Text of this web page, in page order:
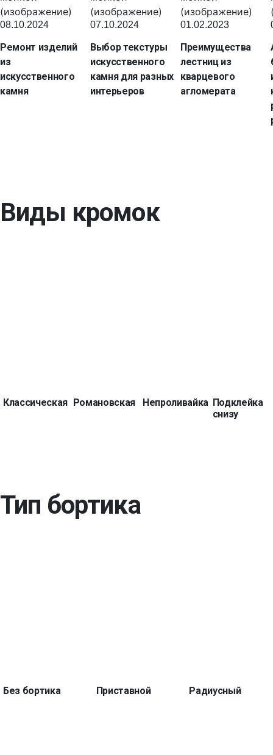
08.10.2024
Ремонт изделий
из
искусственного
камня
07.10.2024
Выбор текстуры
искусственного
камня для разных
интерьеров
01.02.2023
Преимущества
лестниц из
кварцевого
агломерата
Виды кромок
Классическая Романовская Непроливайка Подклейка
снизу
Тип бортика
Без бортика Приставной Радиусный